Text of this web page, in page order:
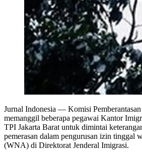
Jurnal Indonesia — Komisi
memanggil beberapa pegawai Kantor
TPI Jakarta Barat untuk dimintai
pemerasan dalam pengurusan izin tinggal
(WNA) di Direktorat Jenderal Imigrasi.